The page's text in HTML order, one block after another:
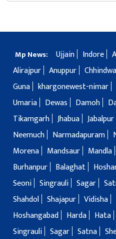
Mp News: Ujjain Indore
Alirajpur Anuppur
Guna khargonewest-nimar
Umaria
Dewas Damoh
Tikamgarh Jhabua Jabalpur
Neemuch
Narmadapuram
Morena
Mandsaur Mandla
Burhanpur
Balaghat
Seoni Singrauli Sagar
Shahdol Shajapur Vidisha
Hoshangabad
Harda Hata
Singrauli Sagar Satna